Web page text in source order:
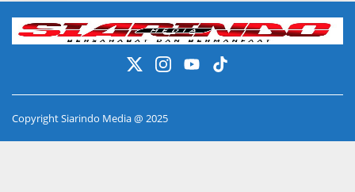
Copyright Siarindo Media @ 2025